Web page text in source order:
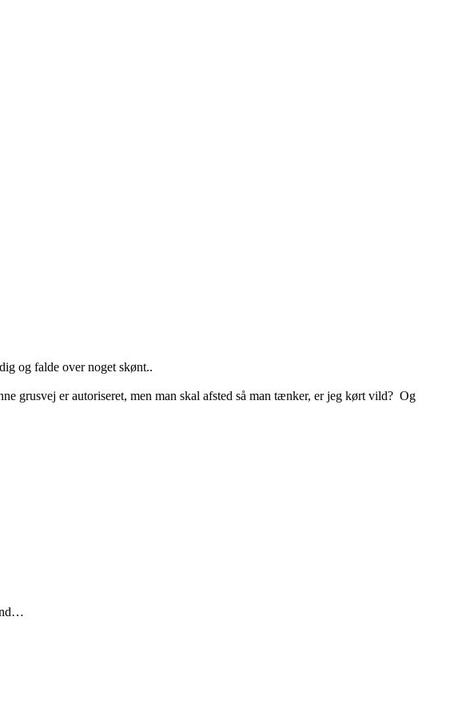
og falde over noget skønt..
grusvej er autoriseret, men man skal afsted så man tænker, er jeg kørt vild? Og